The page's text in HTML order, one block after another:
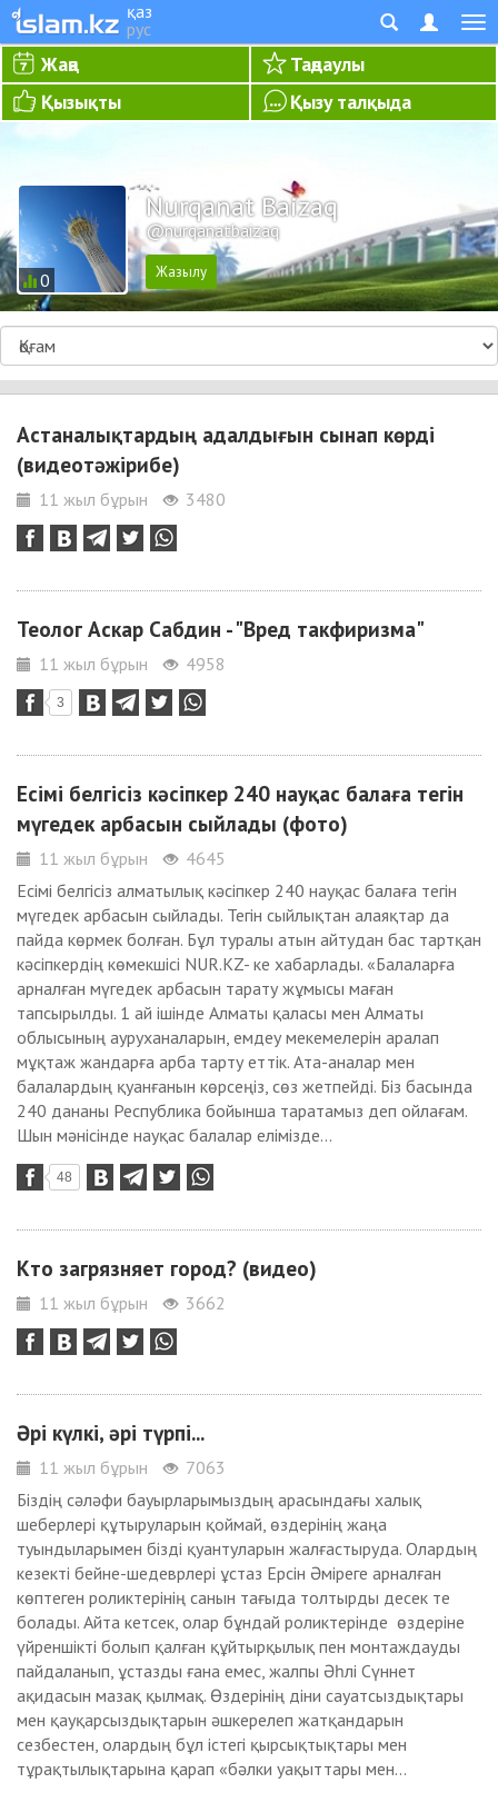
қаз
рус
Жаңа
Таңдаулы
Қызықты
Қызу талқыда
0
Nurqanat Baizaq
@nurqanatbaizaq
Астаналықтардың адалдығын сынап көрді
(видеотәжірибе)
11 жыл бұрын 3480
Теолог Аскар Сабдин - "Вред такфиризма"
11 жыл бұрын 4958
3
Есімі белгісіз кәсіпкер 240 науқас балаға тегін
мүгедек арбасын сыйлады (фото)
11 жыл бұрын
4645
Есімі белгісіз алматылық кәсіпкер 240 науқас балаға тегін
мүгедек арбасын сыйлады. Тегін сыйлықтан алаяқтар да
пайда көрмек болған. Бұл туралы атын айтудан бас тартқан
кәсіпкердің көмекшісі NUR.KZ- ке хабарлады. «Балаларға
арналған мүгедек арбасын тарату жұмысы маған
тапсырылды. 1 ай ішінде Алматы қаласы мен Алматы
облысының ауруханаларын, емдеу мекемелерін аралап
мұқтаж жандарға арба тарту еттік. Ата-аналар мен
балалардың қуанғанын көрсеңіз, сөз жетпейді. Біз басында
240 дананы Республика бойынша таратамыз деп ойлағам.
Шын мәнісінде науқас балалар елімізде...
48
Кто загрязняет город? (видео)
11 жыл бұрын 3662
Әрі күлкі, әрі түрпі...
11 жыл бұрын
7063
Біздің сәләфи бауырларымыздың арасындағы халық
шеберлері құтыруларын қоймай, өздерінің жаңа
туындыларымен бізді қуантуларын жалғастыруда. Олардың
кезекті бейне-шедеврлері ұстаз Ерсін Әміреге арналған
көптеген роликтерінің санын тағыда толтырды десек те
болады. Айта кетсек, олар бұндай роликтерінде өздеріне
үйреншікті болып қалған құйтырқылық пен монтаждауды
пайдаланып, ұстазды ғана емес, жалпы Әһлі Сүннет
ақидасын мазақ қылмақ. Өздерінің діни сауатсыздықтары
мен қауқарсыздықтарын әшкерелеп жатқандарын
сезбестен, олардың бұл істегі қырсықтықтары мен
тұрақтылықтарына қарап «бәлки уақыттары мен...